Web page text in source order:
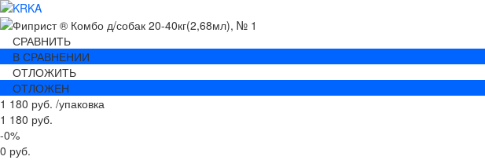
СРАВНИТЬ
В СРАВНЕНИИ
ОТЛОЖИТЬ
ОТЛОЖЕН
1 180 руб. /упаковка
1 180 руб.
-0%
0 руб.